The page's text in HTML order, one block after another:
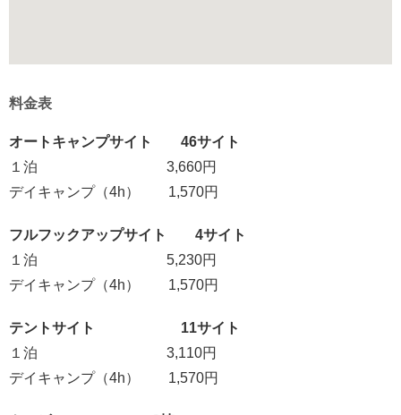
料金表
オートキャンプサイト 46サイト
１泊 3,660円
デイキャンプ（4h） 1,570円
フルフックアップサイト 4サイト
１泊 5,230円
デイキャンプ（4h） 1,570円
テントサイト 11サイト
１泊 3,110円
デイキャンプ（4h） 1,570円